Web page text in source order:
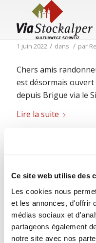
Ce site web utilise des
Les cookies nous
et les annonces, d'offrir
médias sociaux et
partageons également
notre site avec nos
Stockalperweg
1 juin 2022 / dans / par
Chers amis
est désormais
depuis Brigue via le
Lire la suite